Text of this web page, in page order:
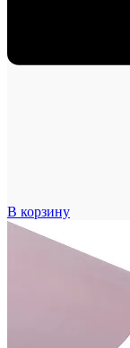
В корзину